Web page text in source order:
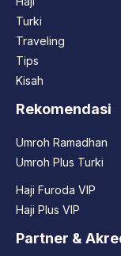
Turki
Traveling
Tips
Kisah
Rekomendasi
Umroh Ramadhan
Umroh Plus Turki
Haji Furoda VIP
Haji Plus VIP
Partner &